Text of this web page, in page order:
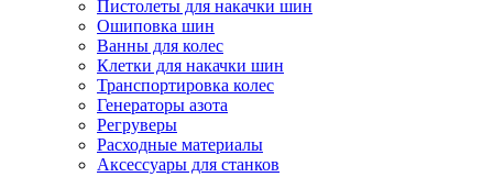
Пистолеты для накачки шин
Ошиповка шин
Ванны для колес
Клетки для накачки шин
Транспортировка колес
Генераторы азота
Регруверы
Расходные материалы
Аксессуары для станков